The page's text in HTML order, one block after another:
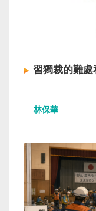
習獨裁的難處
林保華